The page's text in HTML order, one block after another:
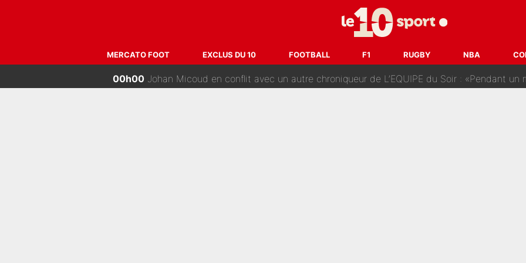
MERCATO FOOT EXCLUS DU 10 FOOTBALL F1 RUGBY NBA
Après le dérapage de Nelson Monfort sur CNews, un ancien journaliste de France Télévisions relance la